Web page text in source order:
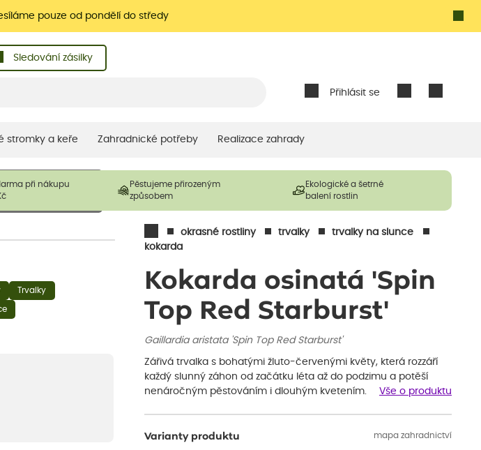
pouze od pondělí do středy
Přihlásit se
Sledování zásilky
stromky a keře Zahradnické potřeby Realizace zahrady
při nákupu
Pěstujeme přirozeným
způsobem
Ekologické a šetrné
balení rostlin
okrasné rostliny trvalky
trvalky na slunce
kokarda
Kokarda osinatá 'Spin
Top Red Starburst'
Gaillardia aristata 'Spin Top Red Starburst'
Zářivá trvalka s bohatými žluto-červenými květy, která rozzáří
každý slunný záhon od začátku léta až do podzimu a potěší
nenáročným pěstováním i dlouhým kvetením.
Vše o produktu
Varianty produktu mapa zahradnictví
mohou být
než je uvedená
Trvalky